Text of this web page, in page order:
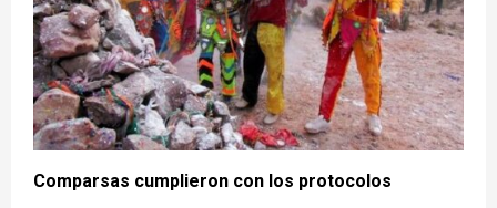
Comparsas cumplieron con los protocolos